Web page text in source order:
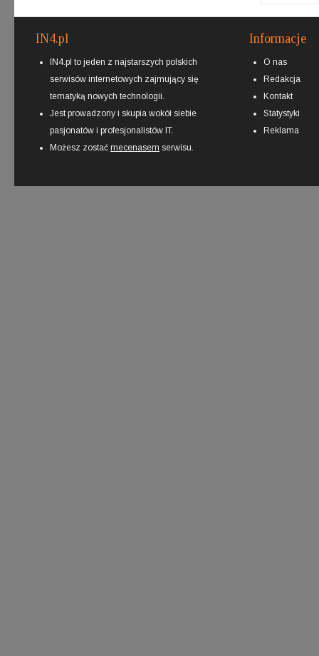
IN4.pl
IN4.pl to jeden z najstarszych polskich
serwisów internetowych zajmujący się
tematyką nowych technologii.
Jest prowadzony i skupia wokół siebie
pasjonatów i profesjonalistów IT.
Możesz zostać mecenasem serwisu.
Informacje
O nas
Redakcja
Kontakt
Statystyki
Reklama